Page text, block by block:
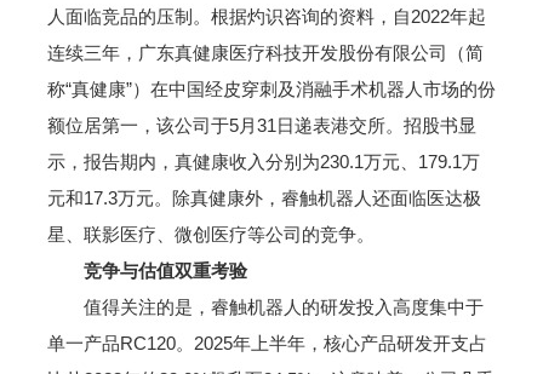
人面临竞品的压制。根据灼识咨询的资料，自2022年起
连续三年，广东真健康医疗科技开发股份有限公司（简
称“真健康”）在中国经皮穿刺及消融手术机器人市场的份
额位居第一，该公司于5月31日递表港交所。招股书显
示，报告期内，真健康收入分别为230.1万元、179.1万
元和17.3万元。除真健康外，睿触机器人还面临医达极
星、联影医疗、微创医疗等公司的竞争。
竞争与估值双重考验
值得关注的是，睿触机器人的研发投入高度集中于
单一产品RC120。2025年上半年，核心产品研发开支占